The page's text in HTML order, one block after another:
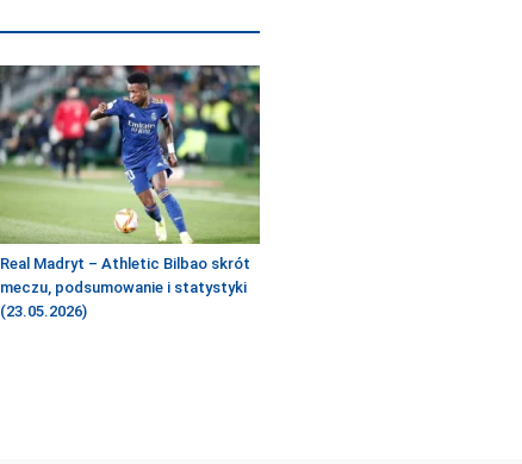
Real Madryt – Athletic Bilbao skrót
meczu, podsumowanie i statystyki
(23.05.2026)